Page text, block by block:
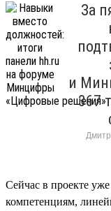
За
и
367
Сейчас в проекте
компетенциям,